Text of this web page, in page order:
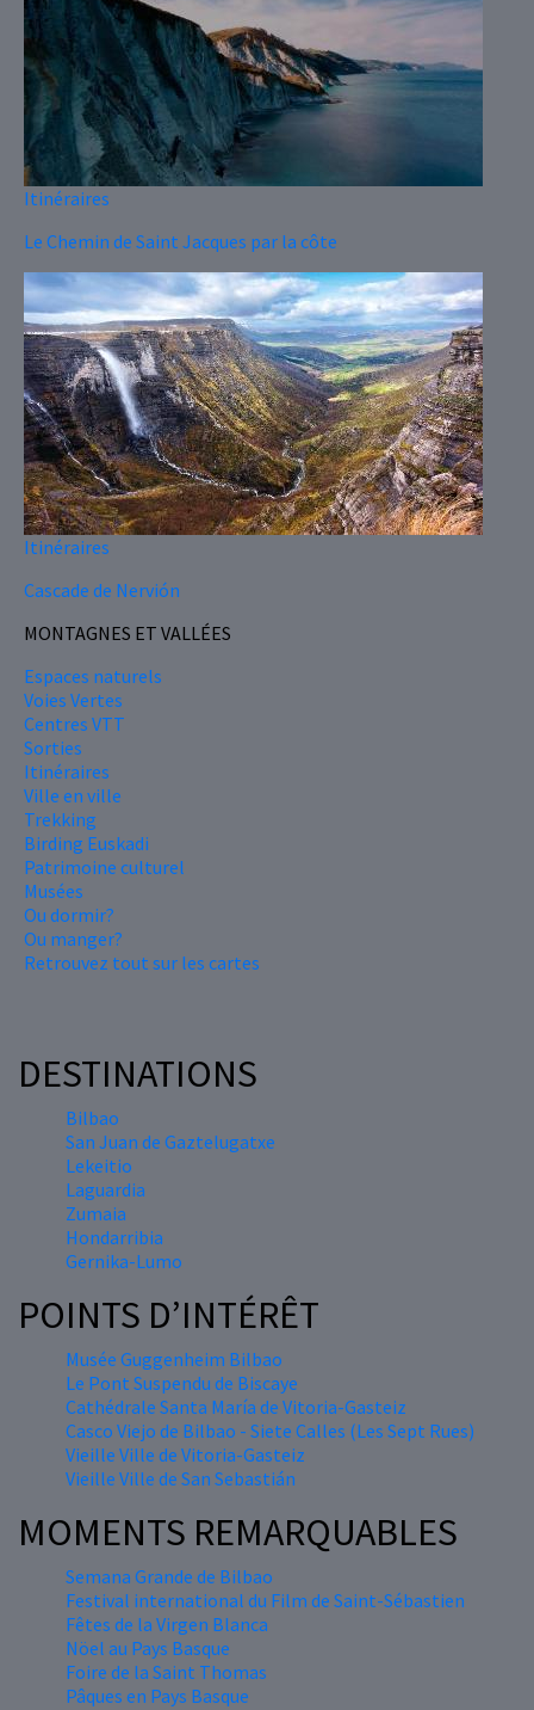
Itinéraires
Le Chemin de Saint Jacques par la côte
Itinéraires
Cascade de Nervión
MONTAGNES ET VALLÉES
Espaces naturels
Voies Vertes
Centres VTT
Sorties
Itinéraires
Ville en ville
Trekking
Birding Euskadi
Patrimoine culturel
Musées
Ou dormir?
Ou manger?
Retrouvez tout sur les cartes
DESTINATIONS
Bilbao
San Juan de Gaztelugatxe
Lekeitio
Laguardia
Zumaia
Hondarribia
Gernika-Lumo
POINTS D’INTÉRÊT
Musée Guggenheim Bilbao
Le Pont Suspendu de Biscaye
Cathédrale Santa María de Vitoria-Gasteiz
Casco Viejo de Bilbao - Siete Calles (Les Sept Rues)
Vieille Ville de Vitoria-Gasteiz
Vieille Ville de San Sebastián
MOMENTS REMARQUABLES
Semana Grande de Bilbao
Festival international du Film de Saint-Sébastien
Fêtes de la Virgen Blanca
Nöel au Pays Basque
Foire de la Saint Thomas
Pâques en Pays Basque